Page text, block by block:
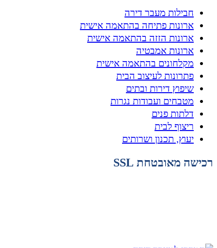
חבילות מעבר דירה
ארונות פתיחה בהתאמה אישית
ארונות הזזה בהתאמה אישית
ארונות אמבטיה
מקלחונים בהתאמה אישית
פתרונות לעיצוב הבית
שיפוץ דירות ובתים
מטבחים ועבודות נגרות
דלתות פנים
ריצוף לבית
יעוץ, תכנון ושרותים
רכישה מאובטחת SSL